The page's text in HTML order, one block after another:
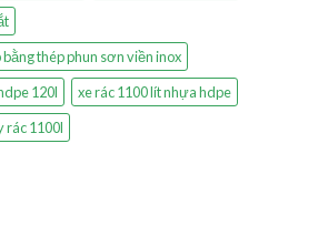
thép phun sơn viền inox
120l
xe rác 1100 lít nhựa hdpe
rác 1100l